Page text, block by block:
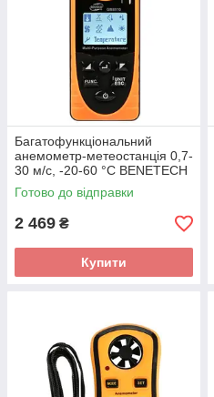
Багатофункціональний
анемометр-метеостанція 0,7-
30 м/с, -20-60 °C BENETECH
GM8910
Готово до відправки
2 469 ₴
Купити